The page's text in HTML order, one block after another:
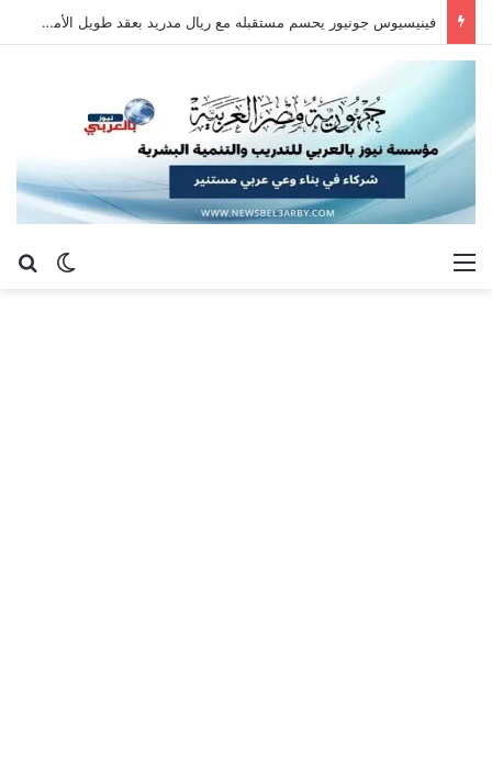
فينيسيوس جونيور يحسم مستقبله مع ريال مدريد بعقد طويل الأمد حتى 2032
الوضع القائمة